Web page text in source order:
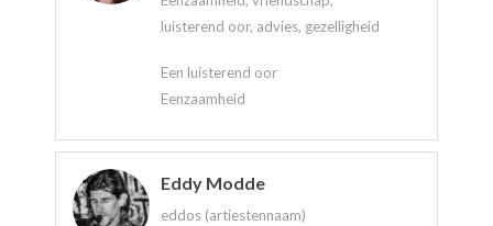
luisterend oor, advies, gezelligheid
Een luisterend oor
Eenzaamheid
Eddy Modde
eddos (artiestennaam)